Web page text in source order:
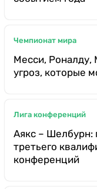
Чемпионат мира
Месси,
угроз, которые
Лига конференций
Аякс – Шелбурн:
третьего
конференций